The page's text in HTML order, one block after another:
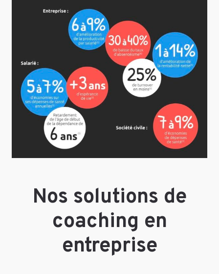
Nos solutions de
coaching en
entreprise